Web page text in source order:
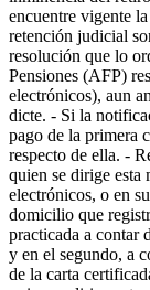
encuentre vigente
retención judicial
resolución que lo
Pensiones (AFP)
electrónicos), aun
dicte. - Si la
pago de la primera
respecto de ella. -
quien se dirige esta
electrónicos, o en
domicilio que
practicada a contar
y en el segundo, a
de la carta